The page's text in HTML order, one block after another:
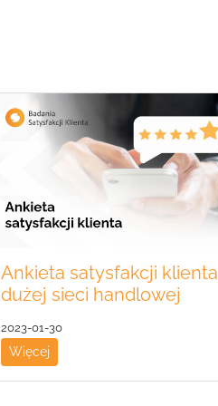
Ankieta satysfakcji klienta
dużej sieci handlowej
2023-01-30
Więcej